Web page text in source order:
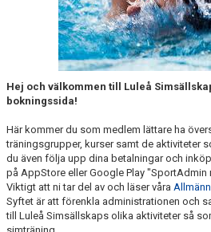
Hej och välkommen till Luleå
bokningssida!
Här kommer du som medlem lättare ha
träningsgrupper, kurser samt de aktiviteter
du även följa upp dina betalningar och
på AppStore eller Google Play "SportAdmin
Viktigt att ni tar del av och läser våra
Syftet är att förenkla administrationen och
till Luleå Simsällskaps olika aktiviteter så